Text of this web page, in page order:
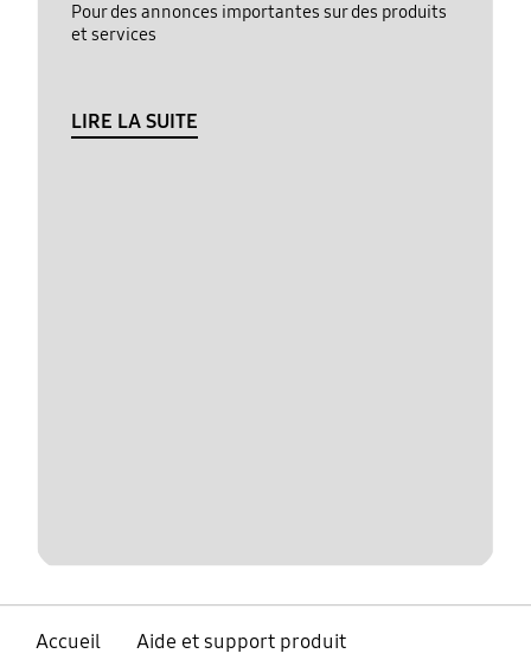
Pour des annonces importantes sur des produits
et services
LIRE LA SUITE
Accueil
Aide et support produit